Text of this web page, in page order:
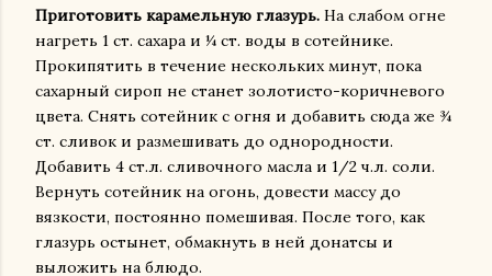
Приготовить карамельную глазурь. На слабом огне
нагреть 1 ст. сахара и ¼ ст. воды в сотейнике.
Прокипятить в течение нескольких минут, пока
сахарный сироп не станет золотисто-коричневого
цвета. Снять сотейник с огня и добавить сюда же ¾
ст. сливок и размешивать до однородности.
Добавить 4 ст.л. сливочного масла и 1/2 ч.л. соли.
Вернуть сотейник на огонь, довести массу до
вязкости, постоянно помешивая. После того, как
глазурь остынет, обмакнуть в ней донатсы и
выложить на блюдо.